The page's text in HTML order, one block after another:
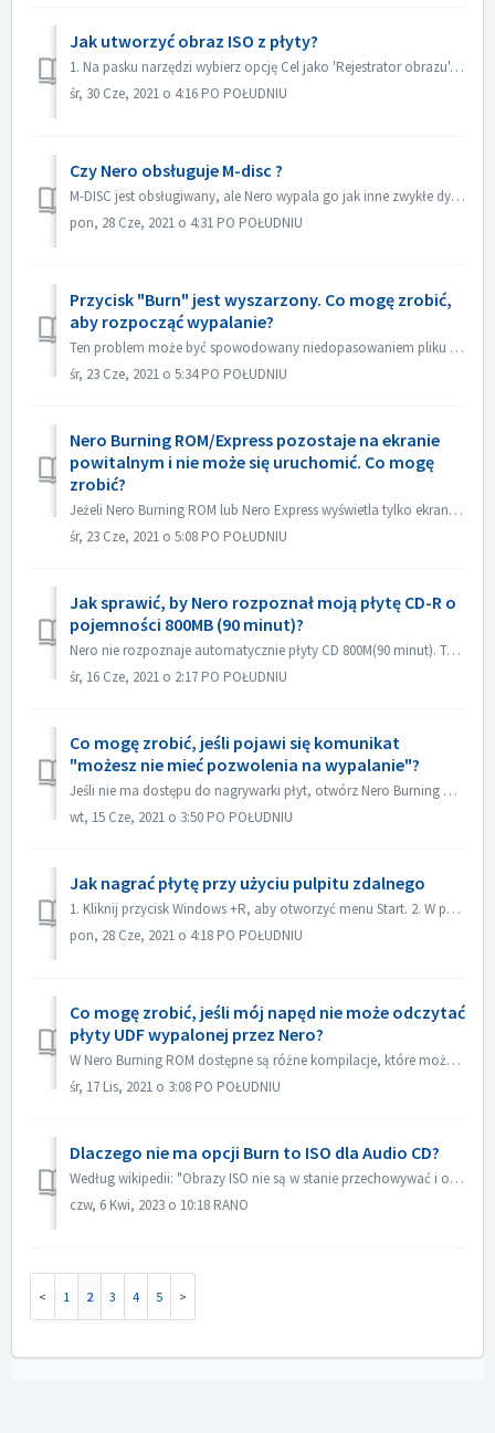
Jak utworzyć obraz ISO z płyty?
1. Na pasku narzędzi wybierz opcję Cel jako 'Rejestrator obrazu'. 2. Włóż dysk źródłowy do napędu. Kliknij przycisk Kopiuj na pasku narzędzi. 3. ...
śr, 30 Cze, 2021 o 4:16 PO POŁUDNIU
Czy Nero obsługuje M-disc ?
M-DISC jest obsługiwany, ale Nero wypala go jak inne zwykłe dyski. Nie ma żadnego specjalnego traktowania w tym zakresie.
pon, 28 Cze, 2021 o 4:31 PO POŁUDNIU
Przycisk "Burn" jest wyszarzony. Co mogę zrobić,
aby rozpocząć wypalanie?
Ten problem może być spowodowany niedopasowaniem pliku projektu do Twojego typu projektu. Proszę wypróbować inne typy projektów, aby sprawdzić, czy nie ma p...
śr, 23 Cze, 2021 o 5:34 PO POŁUDNIU
Nero Burning ROM/Express pozostaje na ekranie
powitalnym i nie może się uruchomić. Co mogę
zrobić?
Jeżeli Nero Burning ROM lub Nero Express wyświetla tylko ekran powitalny, ale nie ma okna aplikacji, sprawdź, czy na komputerze nie działa żaden napęd dysko...
śr, 23 Cze, 2021 o 5:08 PO POŁUDNIU
Jak sprawić, by Nero rozpoznał moją płytę CD-R o
pojemności 800MB (90 minut)?
Nero nie rozpoznaje automatycznie płyty CD 800M(90 minut). Teraz jest ona nadal wykrywana jako 700M(80minut). Jeśli chcesz nagrać pełną płytę zawierającą p...
śr, 16 Cze, 2021 o 2:17 PO POŁUDNIU
Co mogę zrobić, jeśli pojawi się komunikat
"możesz nie mieć pozwolenia na wypalanie"?
Jeśli nie ma dostępu do nagrywarki płyt, otwórz Nero Burning ROM lub Nero Express, pojawi się komunikat o błędzie. Jak to rozwiązać: Pod kontem adm...
wt, 15 Cze, 2021 o 3:50 PO POŁUDNIU
Jak nagrać płytę przy użyciu pulpitu zdalnego
1. Kliknij przycisk Windows +R, aby otworzyć menu Start. 2. W polu wyszukiwania wpisz gpedit.msc i naciśnij klawisz [Enter] na klawiaturze. Spowoduje to ot...
pon, 28 Cze, 2021 o 4:18 PO POŁUDNIU
Co mogę zrobić, jeśli mój napęd nie może odczytać
płyty UDF wypalonej przez Nero?
W Nero Burning ROM dostępne są różne kompilacje, które można wybrać. Jeżeli wypaliłeś płytę UDF, ale kompatybilność twojego napędu z UDF nie jest zbyt dob...
śr, 17 Lis, 2021 o 3:08 PO POŁUDNIU
Dlaczego nie ma opcji Burn to ISO dla Audio CD?
Według wikipedii: "Obrazy ISO nie są w stanie przechowywać i odtwarzać płyt CD-Audio, ze względu na fakt, że płyty CD-Audio nie używają komputerowego ...
czw, 6 Kwi, 2023 o 10:18 RANO
1 2 3 4 5